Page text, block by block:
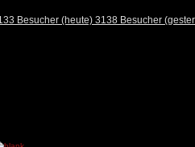
Besucher (heute) 3138 Besucher